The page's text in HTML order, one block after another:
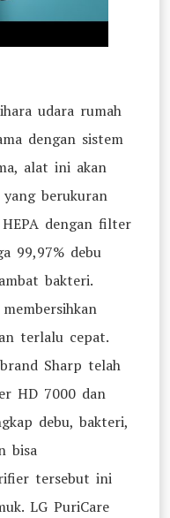
udara rumah
dengan sistem
alat ini akan
berukuran
dengan filter
99,97% debu
bakteri.
terlalu cepat.
Sharp telah
HD 7000 dan
debu, bakteri,
bisa
tersebut ini
LG PuriCare